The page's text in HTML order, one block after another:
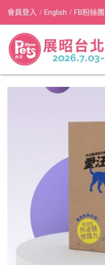
會員登入 English FB粉絲團